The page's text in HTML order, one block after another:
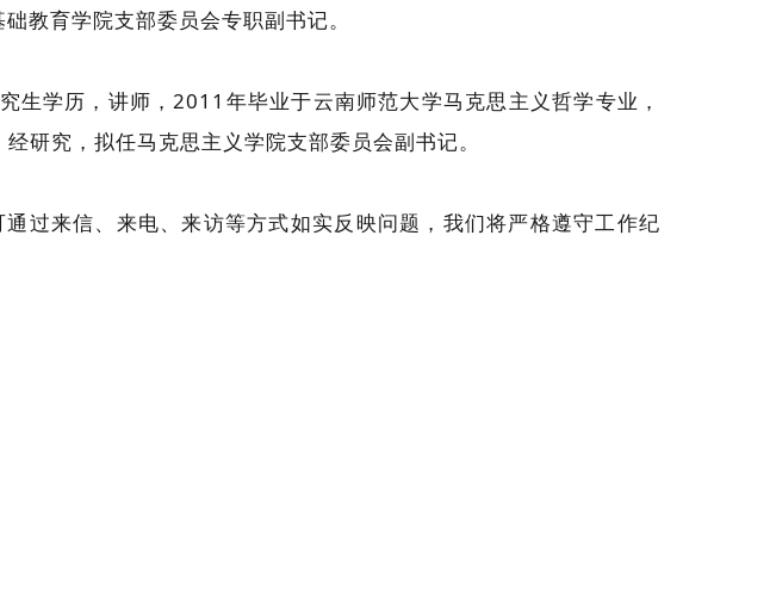
教育学院支部委员会专职副书记。
学历，讲师，2011年毕业于云南师范大学马克思主义哲学专业，
研究，拟任马克思主义学院支部委员会副书记。
过来信、来电、来访等方式如实反映问题，我们将严格遵守工作纪